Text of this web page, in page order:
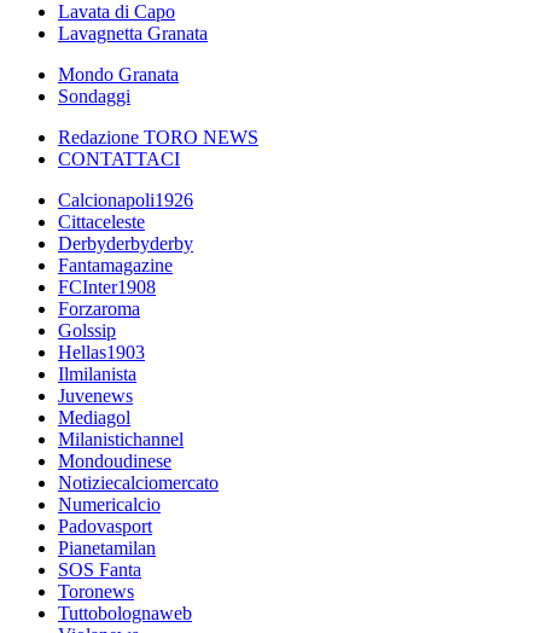
Lavata di Capo
Lavagnetta Granata
Mondo Granata
Sondaggi
Redazione TORO NEWS
CONTATTACI
Calcionapoli1926
Cittaceleste
Derbyderbyderby
Fantamagazine
FCInter1908
Forzaroma
Golssip
Hellas1903
Ilmilanista
Juvenews
Mediagol
Milanistichannel
Mondoudinese
Notiziecalciomercato
Numericalcio
Padovasport
Pianetamilan
SOS Fanta
Toronews
Tuttobolognaweb